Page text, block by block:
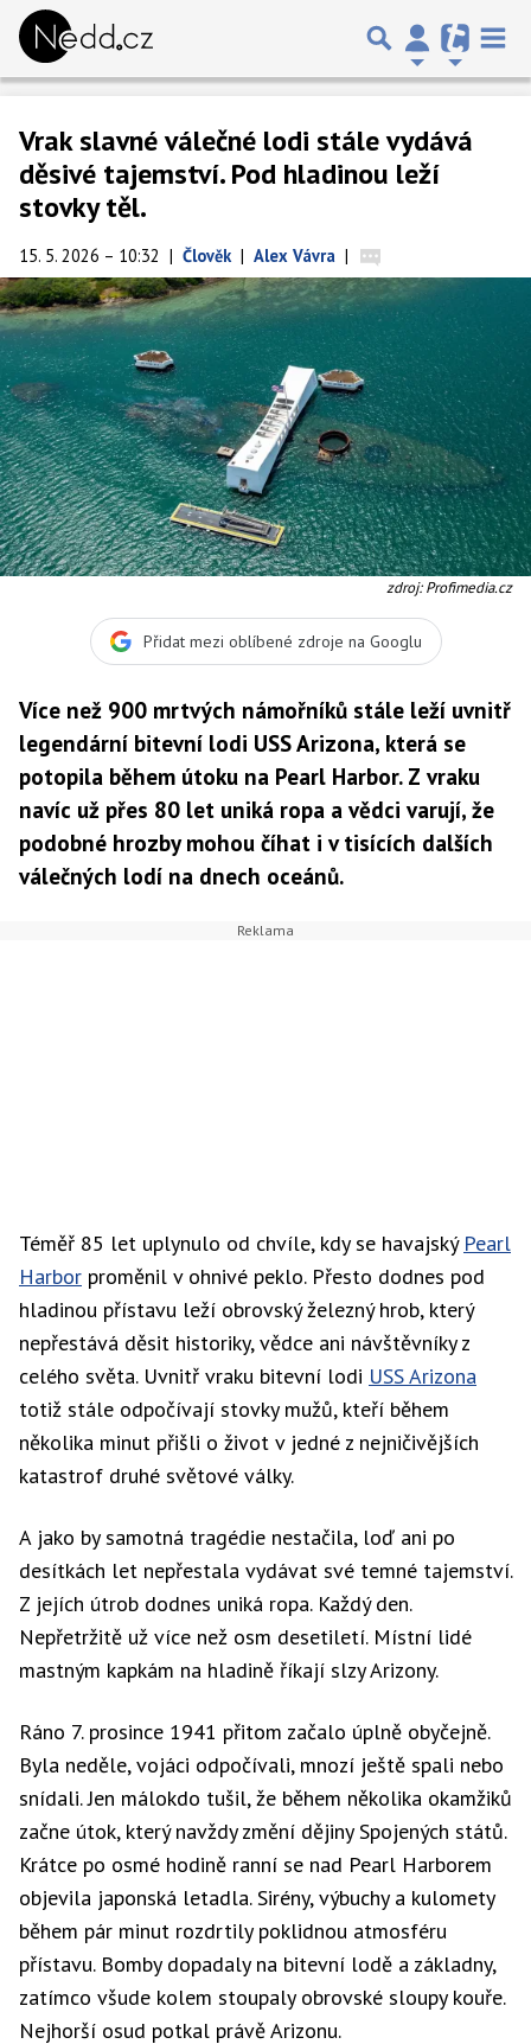
Vrak slavné válečné lodi stále vydává
děsivé tajemství. Pod hladinou leží
stovky těl.
15. 5. 2026 – 10:32 | Člověk | Alex Vávra |
zdroj: Profimedia.cz
Přidat mezi oblíbené zdroje na Googlu
Více než 900 mrtvých námořníků stále leží uvnitř
legendární bitevní lodi USS Arizona, která se
potopila během útoku na Pearl Harbor. Z vraku
navíc už přes 80 let uniká ropa a vědci varují, že
podobné hrozby mohou číhat i v tisících dalších
válečných lodí na dnech oceánů.
Téměř 85 let uplynulo od chvíle, kdy se havajský Pearl
Harbor proměnil v ohnivé peklo. Přesto dodnes pod
hladinou přístavu leží obrovský železný hrob, který
nepřestává děsit historiky, vědce ani návštěvníky z
celého světa. Uvnitř vraku bitevní lodi USS Arizona
totiž stále odpočívají stovky mužů, kteří během
několika minut přišli o život v jedné z nejničivějších
katastrof druhé světové války.
A jako by samotná tragédie nestačila, loď ani po
desítkách let nepřestala vydávat své temné tajemství.
Z jejích útrob dodnes uniká ropa. Každý den.
Nepřetržitě už více než osm desetiletí. Místní lidé
mastným kapkám na hladině říkají slzy Arizony.
Ráno 7. prosince 1941 přitom začalo úplně obyčejně.
Byla neděle, vojáci odpočívali, mnozí ještě spali nebo
snídali. Jen málokdo tušil, že během několika okamžiků
začne útok, který navždy změní dějiny Spojených států.
Krátce po osmé hodině ranní se nad Pearl Harborem
objevila japonská letadla. Sirény, výbuchy a kulomety
během pár minut rozdrtily poklidnou atmosféru
přístavu. Bomby dopadaly na bitevní lodě a základny,
zatímco všude kolem stoupaly obrovské sloupy kouře.
Nejhorší osud potkal právě Arizonu.